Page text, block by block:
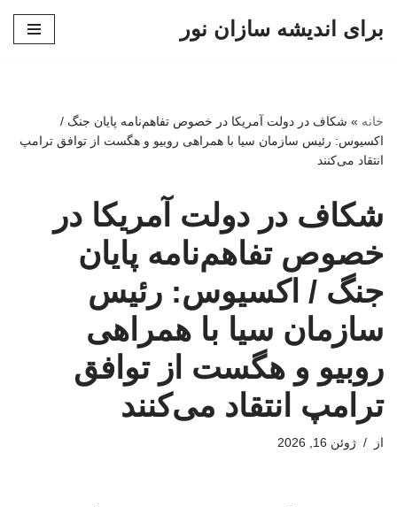
برای اندیشه سازان نور
خانه » شکاف در دولت آمریکا در خصوص تفاهم‌نامه پایان جنگ /
اکسیوس: رئیس سازمان سیا با همراهی روبیو و هگست از توافق ترامپ
انتقاد می‌کنند
شکاف در دولت آمریکا در
خصوص تفاهم‌نامه پایان
جنگ / اکسیوس: رئیس
سازمان سیا با همراهی
روبیو و هگست از توافق
ترامپ انتقاد می‌کنند
از ژوئن 16, 2026